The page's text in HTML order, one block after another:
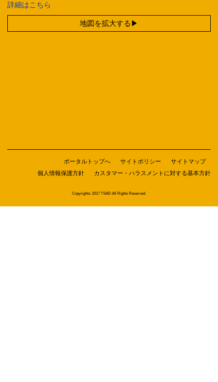
詳細はこちら
地図を拡大する
ポータルトップへ サイトポリシー
サイトマップ
個人情報保護方針
カスタマー・ハラスメントに対する基本方針
Copyrights: 2017 TSAD All Rights Reserved.